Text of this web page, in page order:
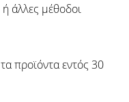
άλλες μέθοδοι
προϊόντα εντός 30